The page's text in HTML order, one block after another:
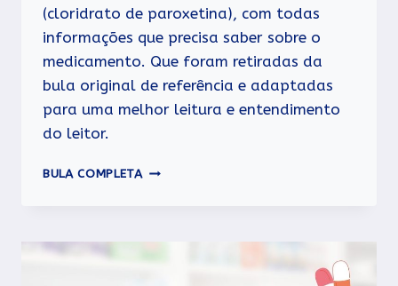
(cloridrato de paroxetina), com todas
informações que precisa saber sobre o
medicamento. Que foram retiradas da
bula original de referência e adaptadas
para uma melhor leitura e entendimento
do leitor.
BULA COMPLETA PAXIL